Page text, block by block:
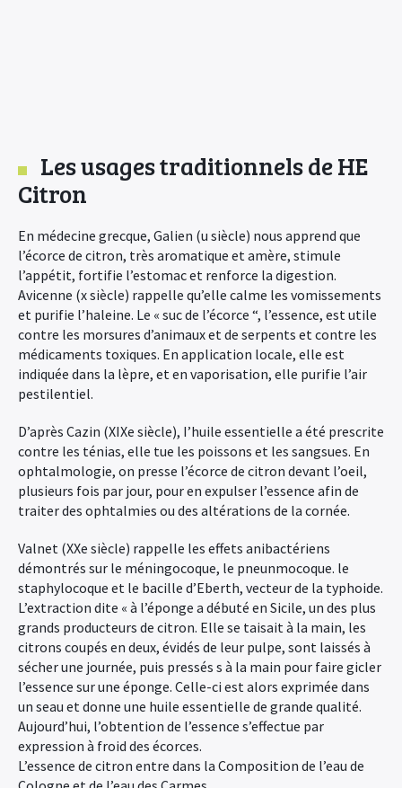
Les usages traditionnels de HE
Citron
En médecine grecque, Galien (u siècle) nous apprend que
l’écorce de citron, très aromatique et amère, stimule
l’appétit, fortifie l’estomac et renforce la digestion.
Avicenne (x siècle) rappelle qu’elle calme les vomissements
et purifie l’haleine. Le « suc de l’écorce “, l’essence, est utile
contre les morsures d’animaux et de serpents et contre les
médicaments toxiques. En application locale, elle est
indiquée dans la lèpre, et en vaporisation, elle purifie l’air
pestilentiel.
D’après Cazin (XIXe siècle), I’huile essentielle a été prescrite
contre les ténias, elle tue les poissons et les sangsues. En
ophtalmologie, on presse l’écorce de citron devant l’oeil,
plusieurs fois par jour, pour en expulser l’essence afin de
traiter des ophtalmies ou des altérations de la cornée.
Valnet (XXe siècle) rappelle les effets anibactériens
démontrés sur le méningocoque, le pneunmocoque. le
staphylocoque et le bacille d’Eberth, vecteur de la typhoide.
L’extraction dite « à l’éponge a débuté en Sicile, un des plus
grands producteurs de citron. Elle se taisait à la main, les
citrons coupés en deux, évidés de leur pulpe, sont laissés à
sécher une journée, puis pressés s à la main pour faire gicler
l’essence sur une éponge. Celle-ci est alors exprimée dans
un seau et donne une huile essentielle de grande qualité.
Aujourd’hui, l’obtention de l’essence s’effectue par
expression à froid des écorces.
L’essence de citron entre dans la Composition de l’eau de